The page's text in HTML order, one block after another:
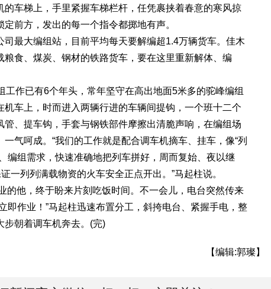
车梯上，手里紧握车梯栏杆，任凭裹挟着春意的寒风掠
前方，发出的每一个指令都掷地有声。
最大编组站，目前平均每天要解编超1.4万辆货车。佳木
食、煤炭、钢材的铁路货车，要在这里重新解体、编
作已有6个年头，常年坚守在高出地面5米多的驼峰编组
车上，时而进入两辆行进的车辆间提钩，一个班十二个
、提车钩，手套与钢铁部件摩擦出清脆声响，在编组场
气呵成。“我们的工作就是配合调车机摘车、挂车，像“列
编组需求，快速准确地把列车拼好，周而复始、夜以继
一列列满载物资的火车安全正点开出。”马起柱说。
他，终于盼来片刻吃饭时间。不一会儿，电台突然传来
即作业！”马起柱迅速布置分工，斜挎电台、紧握手电，整
步朝着调车机奔去。(完)
【编辑:郭璨】